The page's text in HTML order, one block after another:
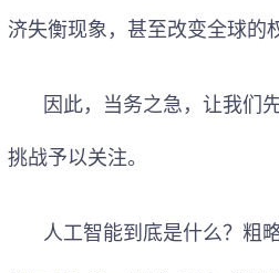
济失衡现象，甚至改变全球的
因此，当务之急，让我们
挑战予以关注。
人工智能到底是什么？粗